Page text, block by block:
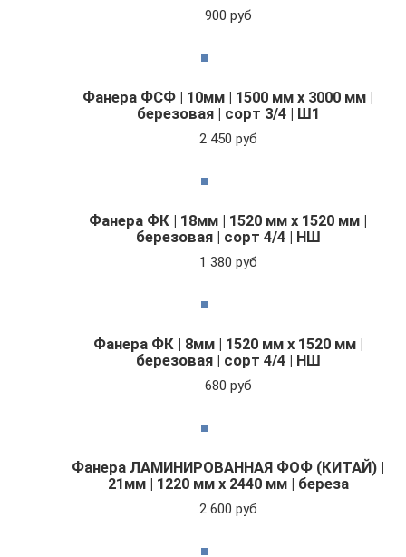
900 руб
Фанера ФСФ | 10мм | 1500 мм х 3000 мм |
березовая | сорт 3/4 | Ш1
2 450 руб
Фанера ФК | 18мм | 1520 мм х 1520 мм |
березовая | сорт 4/4 | НШ
1 380 руб
Фанера ФК | 8мм | 1520 мм х 1520 мм |
березовая | сорт 4/4 | НШ
680 руб
Фанера ЛАМИНИРОВАННАЯ ФОФ (КИТАЙ) |
21мм | 1220 мм х 2440 мм | береза
2 600 руб